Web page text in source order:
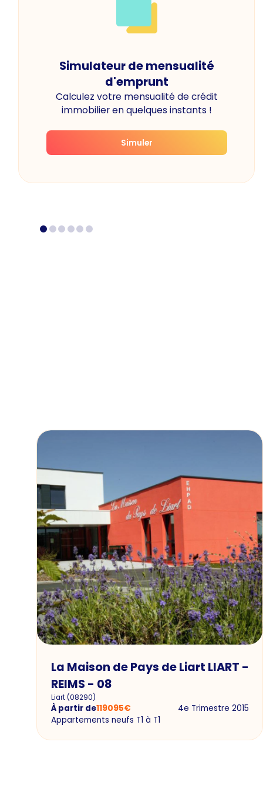
Simulateur de mensualité
d'emprunt
Calculez votre mensualité de crédit
immobilier en quelques instants !
Simuler
La Maison de Pays de Liart LIART -
REIMS - 08
Liart (08290)
À partir de119095€
4e Trimestre 2015
Appartements neufs T1 à T1